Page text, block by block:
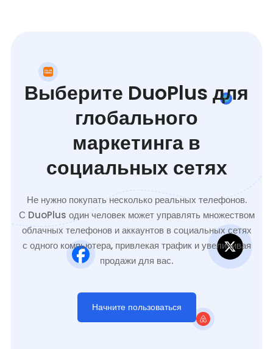
Выберите DuoPlus для
глобального
маркетинга в
социальных сетях
Не нужно покупать несколько реальных телефонов.
С DuoPlus один человек может управлять множеством
облачных телефонов и аккаунтов в социальных сетях
с одного компьютера, привлекая трафик и увеличивая
продажи для вас.
Начните пользоваться